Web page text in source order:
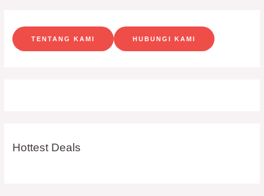
TENTANG KAMI HUBUNGI KAMI
Hottest Deals